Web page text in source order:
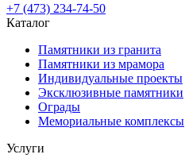
+7 (473) 234-74-50
Каталог
Памятники из гранита
Памятники из мрамора
Индивидуальные проекты
Эксклюзивные памятники
Ограды
Мемориальные комплексы
Услуги